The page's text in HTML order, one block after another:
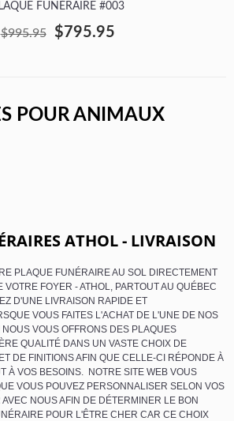
FUNÉRAIRE #003
$995.95 $795.95
POUR ANIMAUX
ATHOL - LIVRAISON
PLAQUE FUNÉRAIRE AU SOL DIRECTEMENT
VOTRE FOYER - ATHOL, PARTOUT AU QUÉBEC
D'UNE LIVRAISON RAPIDE ET
VOUS FAITES L'ACHAT DE L'UNE DE NOS
VOUS OFFRONS DES PLAQUES
QUALITÉ DANS UN VASTE CHOIX DE
DE FINITIONS AFIN QUE CELLE-CI RÉPONDE À
À VOS BESOINS. NOTRE SITE WEB VOUS
VOUS POUVEZ PERSONNALISER SELON VOS
NOUS AFIN DE DÉTERMINER LE BON
POUR L'ÊTRE CHER CAR CE CHOIX